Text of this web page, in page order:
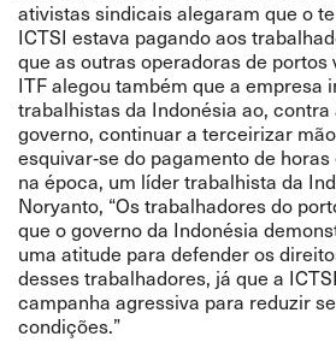
ativistas sindicais alegaram que o
ICTSI estava pagando aos
que as outras operadoras de portos
ITF alegou também que a empresa
trabalhistas da Indonésia ao, contra
governo, continuar a terceirizar
esquivar‑se do pagamento de
na época, um líder trabalhista da
Noryanto, “Os trabalhadores do
que o governo da Indonésia
uma atitude para defender os
desses trabalhadores, já que a
campanha agressiva para reduzir
condições.”